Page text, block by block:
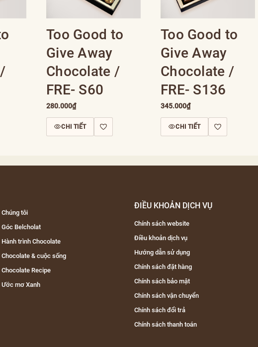
Too Good to
Give Away
Chocolate /
FRE- S60
280.000₫
CHI TIẾT
Too Good to
Give Away
Chocolate /
FRE- S136
345.000₫
CHI TIẾT
Chúng tôi
Góc Belcholat
Hành trình Chocolate
Chocolate & cuộc sống
Chocolate Recipe
Ước mơ Xanh
ĐIỀU KHOẢN DỊCH VỤ
Chính sách website
Điều khoản dịch vụ
Hướng dẫn sử dụng
Chính sách đặt hàng
Chính sách bảo mật
Chính sách vận chuyển
Chính sách đổi trả
Chính sách thanh toán